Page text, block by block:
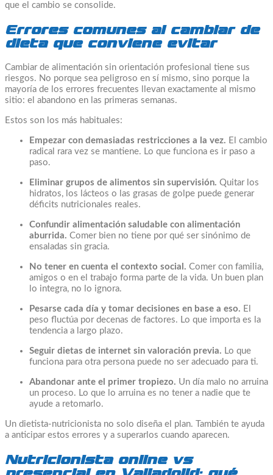
que el cambio se consolide.
Errores comunes al cambiar de
dieta que conviene evitar
Cambiar de alimentación sin orientación profesional tiene sus
riesgos. No porque sea peligroso en sí mismo, sino porque la
mayoría de los errores frecuentes llevan exactamente al mismo
sitio: el abandono en las primeras semanas.
Estos son los más habituales:
Empezar con demasiadas restricciones a la vez. El cambio
radical rara vez se mantiene. Lo que funciona es ir paso a
paso.
Eliminar grupos de alimentos sin supervisión. Quitar los
hidratos, los lácteos o las grasas de golpe puede generar
déficits nutricionales reales.
Confundir alimentación saludable con alimentación
aburrida. Comer bien no tiene por qué ser sinónimo de
ensaladas sin gracia.
No tener en cuenta el contexto social. Comer con familia,
amigos o en el trabajo forma parte de la vida. Un buen plan
lo integra, no lo ignora.
Pesarse cada día y tomar decisiones en base a eso. El
peso fluctúa por decenas de factores. Lo que importa es la
tendencia a largo plazo.
Seguir dietas de internet sin valoración previa. Lo que
funciona para otra persona puede no ser adecuado para ti.
Abandonar ante el primer tropiezo. Un día malo no arruina
un proceso. Lo que lo arruina es no tener a nadie que te
ayude a retomarlo.
Un dietista-nutricionista no solo diseña el plan. También te ayuda
a anticipar estos errores y a superarlos cuando aparecen.
Nutricionista online vs